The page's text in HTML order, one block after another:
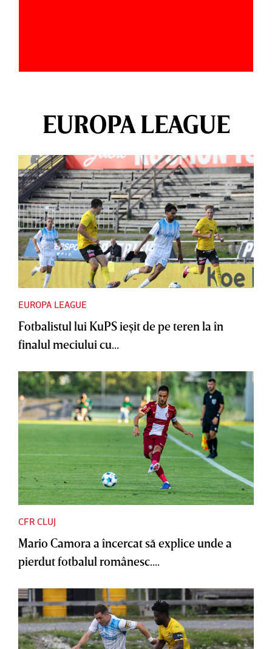
EUROPA LEAGUE
EUROPA LEAGUE
Fotbalistul lui KuPS ieşit de pe teren la în
finalul meciului cu...
CFR CLUJ
Mario Camora a încercat să explice unde a
pierdut fotbalul românesc....